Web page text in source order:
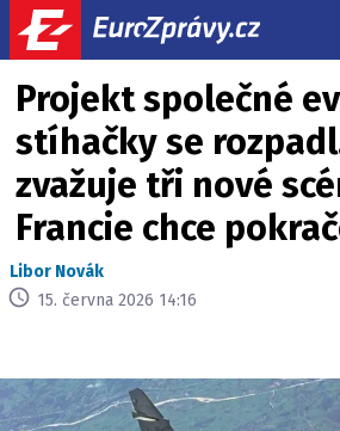
Projekt společné
stíhačky se
zvažuje tři nové
Francie chce
Libor Novák
15. června 2026 14:16